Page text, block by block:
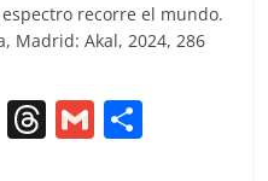
recorre el mundo.
Madrid: Akal, 2024, 286
X T G